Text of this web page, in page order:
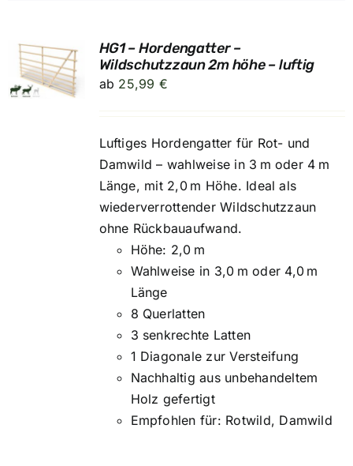
HG1 – Hordengatter –
Wildschutzzaun 2m höhe – luftig
ab 25,99 €
Luftiges Hordengatter für Rot- und
Damwild – wahlweise in 3 m oder 4 m
Länge, mit 2,0 m Höhe. Ideal als
wiederverrottender Wildschutzzaun
ohne Rückbauaufwand.
Höhe: 2,0 m
Wahlweise in 3,0 m oder 4,0 m
Länge
8 Querlatten
3 senkrechte Latten
1 Diagonale zur Versteifung
Nachhaltig aus unbehandeltem
Holz gefertigt
Empfohlen für: Rotwild, Damwild